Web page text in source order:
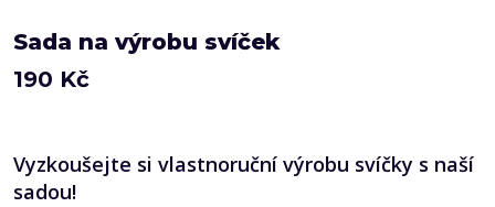
Sada na výrobu svíček
190 Kč
Vyzkoušejte si vlastnoruční výrobu svíčky s naší
sadou!